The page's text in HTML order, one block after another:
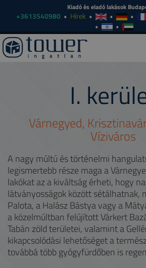
Kiadó és eladó lakások
+3613540980 Hírek
I.
Várnegyed,
Víziváros
A nagy múltú és történelmi
legismertebb része maga a
lakókat az a kiváltság érheti, hogy
látványosságok között sétálhatnak,
Palota, a Halász Bástya vagy a
a közelmúltban felújított Várkert
Tabán zöld területei, valamint a
kikapcsolódási lehetőséget a
továbbá több gyógyfürdőben is